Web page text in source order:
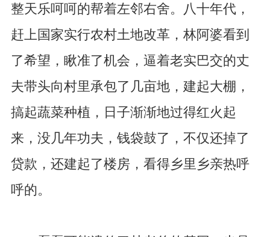
整天乐呵呵的帮着左邻右舍。八十年代，
赶上国家实行农村土地改革，林阿婆看到
了希望，瞅准了机会，逼着老实巴交的丈
夫带头向村里承包了几亩地，建起大棚，
搞起蔬菜种植，日子渐渐地过得红火起
来，没几年功夫，钱袋鼓了，不仅还掉了
贷款，还建起了楼房，看得乡里乡亲热呼
呼的。